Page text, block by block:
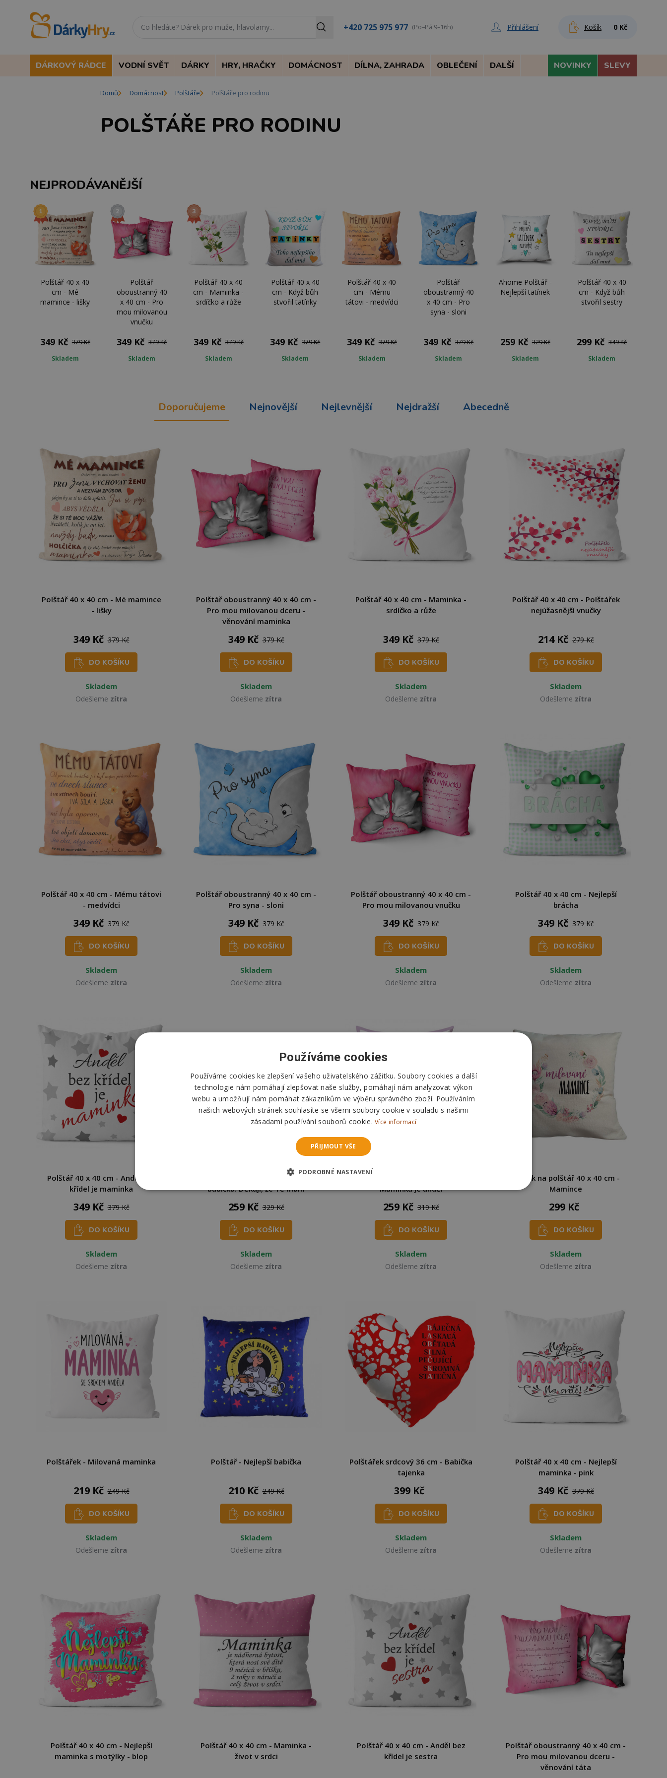
+420 725 975 977 (Po–Pá 9–16h) Přihlášení Košík 0 Kč
DÁRKOVÝ RÁDCE VODNÍ SVĚT DÁRKY HRY, HRAČKY DOMÁCNOST DÍLNA, ZAHRADA OBLEČENÍ DALŠÍ NOVINKY SLEVY
Domů Domácnost Polštáře Polštáře pro rodinu
POLŠTÁŘE PRO RODINU
NEJPRODÁVANĚJŠÍ
Polštář 40 x 40
cm - Mé
mamince - lišky
349 Kč 379 Kč
Skladem
Polštář
oboustranný 40
x 40 cm - Pro
mou milovanou
vnučku
349 Kč 379 Kč
Skladem
Polštář 40 x 40
cm - Maminka -
srdíčko a růže
349 Kč 379 Kč
Skladem
Polštář 40 x 40
cm - Když bůh
stvořil tatínky
349 Kč 379 Kč
Skladem
Polštář 40 x 40
cm - Mému
tátovi - medvídci
349 Kč 379 Kč
Skladem
Polštář
oboustranný 40
x 40 cm - Pro
syna - sloni
349 Kč 379 Kč
Skladem
Ahome Polštář -
Nejlepší tatínek
259 Kč 329 Kč
Skladem
Polštář 40 x 40
cm - Když bůh
stvořil sestry
299 Kč 349 Kč
Skladem
Doporučujeme Nejnovější Nejlevnější Nejdražší Abecedně
Polštář 40 x 40 cm - Mé mamince
- lišky
349 Kč 379 Kč
DO KOŠÍKU
Skladem
Odešleme zítra
Polštář oboustranný 40 x 40 cm -
Pro mou milovanou dceru -
věnování maminka
349 Kč 379 Kč
DO KOŠÍKU
Skladem
Odešleme zítra
Polštář 40 x 40 cm - Maminka -
srdíčko a růže
349 Kč 379 Kč
DO KOŠÍKU
Skladem
Odešleme zítra
Polštář 40 x 40 cm - Polštářek
nejúžasnější vnučky
214 Kč 279 Kč
DO KOŠÍKU
Skladem
Odešleme zítra
Polštář 40 x 40 cm - Mému tátovi
- medvídci
349 Kč 379 Kč
DO KOŠÍKU
Skladem
Odešleme zítra
Polštář oboustranný 40 x 40 cm -
Pro syna - sloni
349 Kč 379 Kč
DO KOŠÍKU
Skladem
Odešleme zítra
Polštář oboustranný 40 x 40 cm -
Pro mou milovanou vnučku
349 Kč 379 Kč
DO KOŠÍKU
Skladem
Odešleme zítra
Polštář 40 x 40 cm - Nejlepší
brácha
349 Kč 379 Kč
DO KOŠÍKU
Skladem
Odešleme zítra
Polštář 40 x 40 cm - Anděl bez
křídel je maminka
349 Kč 379 Kč
DO KOŠÍKU
Skladem
Odešleme zítra
Ahome Polštář - Jsi nejlepší
babička. Děkuji, že Tě mám
259 Kč 329 Kč
DO KOŠÍKU
Skladem
Odešleme zítra
Maminka je anděl
259 Kč 319 Kč
DO KOŠÍKU
Skladem
Odešleme zítra
Povlak na polštář 40 x 40 cm -
Mamince
299 Kč
DO KOŠÍKU
Skladem
Odešleme zítra
Polštářek - Milovaná maminka
219 Kč 249 Kč
DO KOŠÍKU
Skladem
Odešleme zítra
Polštář - Nejlepší babička
210 Kč 249 Kč
DO KOŠÍKU
Skladem
Odešleme zítra
Polštářek srdcový 36 cm - Babička
tajenka
399 Kč
DO KOŠÍKU
Skladem
Odešleme zítra
Polštář 40 x 40 cm - Nejlepší
maminka - pink
349 Kč 379 Kč
DO KOŠÍKU
Skladem
Odešleme zítra
Polštář 40 x 40 cm - Nejlepší
maminka s motýlky - blop
Polštář 40 x 40 cm - Maminka -
život v srdci
Polštář 40 x 40 cm - Anděl bez
křídel je sestra
Polštář oboustranný 40 x 40 cm -
Pro mou milovanou dceru -
věnování táta
Používáme cookies
Používáme cookies ke zlepšení vašeho uživatelského zážitku. Soubory cookies a další
technologie nám pomáhají zlepšovat naše služby, pomáhají nám analyzovat výkon
webu a umožňují nám pomáhat zákazníkům ve výběru správného zboží. Používáním
našich webových stránek souhlasíte se všemi soubory cookie v souladu s našimi
zásadami používání souborů cookie.Více informací
PŘIJMOUT VŠE
PODROBNÉ NASTAVENÍ